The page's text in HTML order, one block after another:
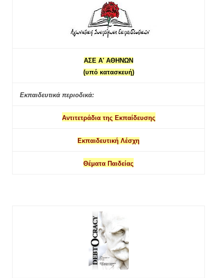
ΑΣΕ Α' ΑΘΗΝΩΝ
(υπό κατασκευή)
Εκπαιδευτικά περιοδικά:
Αντιτετράδια της Εκπαίδευσης
Εκπαιδευτική Λέσχη
Θέματα Παιδείας